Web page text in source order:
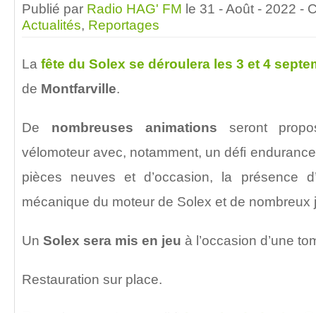
Publié par Radio HAG' FM le 31 - Août - 2022 -
Actualités, Reportages
La fête du Solex se déroulera les 3 et 4
de Montfarville.
De nombreuses animations seront
vélomoteur avec, notamment, un défi
pièces neuves et d’occasion, la présence
mécanique du moteur de Solex et de nombreux
Un Solex sera mis en jeu à l’occasion d’une
Restauration sur place.